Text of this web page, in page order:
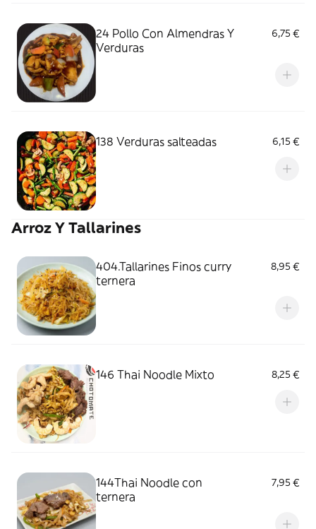
24 Pollo Con Almendras Y
Verduras
6,75 €
138 Verduras salteadas 6,15 €
Arroz Y Tallarines
404.Tallarines Finos curry
ternera
8,95 €
146 Thai Noodle Mixto 8,25 €
144Thai Noodle con
ternera
7,95 €